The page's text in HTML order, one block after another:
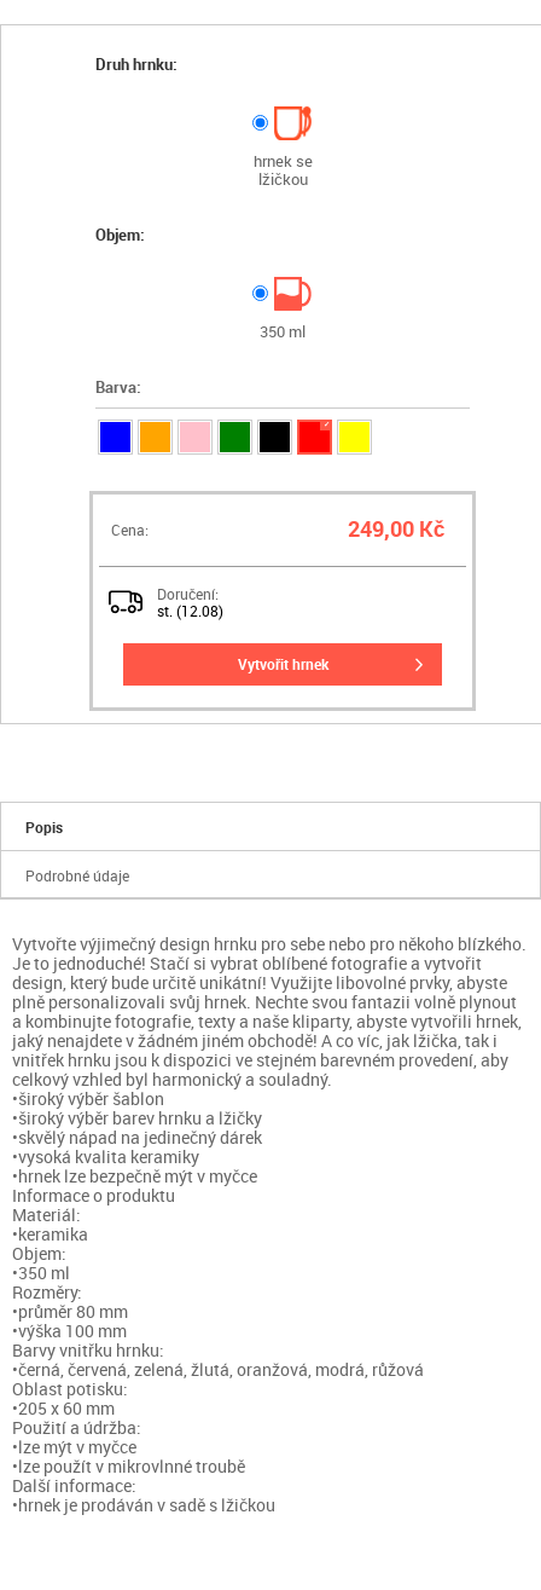
Druh hrnku:
hrnek se
lžičkou
Objem:
350 ml
Barva:
✓
Cena: 249,00 Kč
Doručení:
st. (12.08)
vytvořit hrnek
Popis
Podrobné údaje
Vytvořte výjimečný design hrnku pro sebe nebo pro někoho blízkého.
Je to jednoduché! Stačí si vybrat oblíbené fotografie a vytvořit
design, který bude určitě unikátní! Využijte libovolné prvky, abyste
plně personalizovali svůj hrnek. Nechte svou fantazii volně plynout
a kombinujte fotografie, texty a naše kliparty, abyste vytvořili hrnek,
jaký nenajdete v žádném jiném obchodě! A co víc, jak lžička, tak i
vnitřek hrnku jsou k dispozici ve stejném barevném provedení, aby
celkový vzhled byl harmonický a souladný.
•široký výběr šablon
•široký výběr barev hrnku a lžičky
•skvělý nápad na jedinečný dárek
•vysoká kvalita keramiky
•hrnek lze bezpečně mýt v myčce
Informace o produktu
Materiál:
•keramika
Objem:
•350 ml
Rozměry:
•průměr 80 mm
•výška 100 mm
Barvy vnitřku hrnku:
•černá, červená, zelená, žlutá, oranžová, modrá, růžová
Oblast potisku:
•205 x 60 mm
Použití a údržba:
•lze mýt v myčce
•lze použít v mikrovlnné troubě
Další informace:
•hrnek je prodáván v sadě s lžičkou